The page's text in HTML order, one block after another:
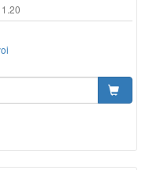
1.20